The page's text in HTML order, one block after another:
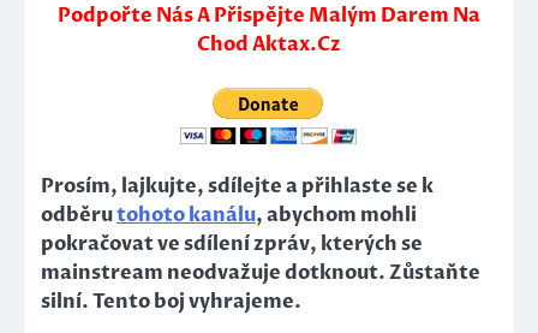
Podpořte Nás A Přispějte Malým Darem Na
Chod Aktax.Cz
Prosím, lajkujte, sdílejte a přihlaste se k
odběrutohoto kanálu, abychom mohli
pokračovat ve sdílení zpráv, kterých se
mainstream neodvažuje dotknout. Zůstaňte
silní. Tento boj vyhrajeme.